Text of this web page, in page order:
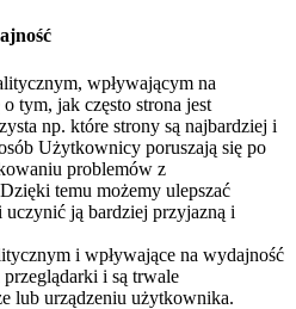
wpływającym na
tym, jak często strona jest
np. które strony są najbardziej i
Użytkownicy poruszają się po
problemów z
temu możemy ulepszać
ją bardziej przyjazną i
i wpływające na wydajność
i są trwale
lub urządzeniu użytkownika.